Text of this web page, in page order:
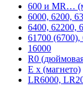
600 и MR…
6000, 6200,
6400, 62200,
61700 (6700),
16000
R0
E x (магнето)
LR6000,